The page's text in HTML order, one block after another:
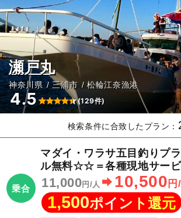
瀬戸丸
神奈川県 三浦市 松輪江奈漁港
4.5 (129件)
検索条件に合致したプラン：
乗合
マダイ・ワラサ五目釣りプ
ル無料☆☆＝各種現地サービ
11,000円/人 10,500 円
1,500ポイント還元